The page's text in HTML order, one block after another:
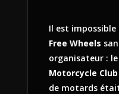
Il est impossible
Free Wheels
organisateur : le
Motorcycle Club
de motards